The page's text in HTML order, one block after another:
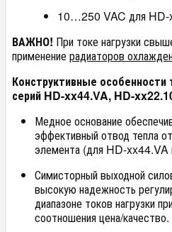
10…250 VAC для HD-
ВАЖНО! При токе нагрузки
применениерадиаторов
Конструктивные
серий HD-xx44.VA, HD-
Медное основание
эффективный отвод тепла
элемента (для HD-
Симисторный выходной
высокую надежность
диапазоне токов нагрузки
соотношения цена/качество.